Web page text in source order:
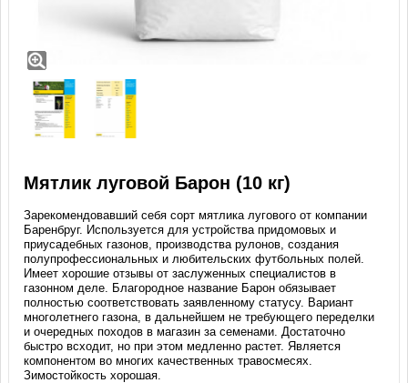
Мятлик луговой Барон (10 кг)
Зарекомендовавший себя сорт мятлика лугового от компании
Баренбруг. Используется для устройства придомовых и
приусадебных газонов, производства рулонов, создания
полупрофессиональных и любительских футбольных полей.
Имеет хорошие отзывы от заслуженных специалистов в
газонном деле. Благородное название Барон обязывает
полностью соответствовать заявленному статусу. Вариант
многолетнего газона, в дальнейшем не требующего переделки
и очередных походов в магазин за семенами. Достаточно
быстро всходит, но при этом медленно растет. Является
компонентом во многих качественных травосмесях.
Зимостойкость хорошая.